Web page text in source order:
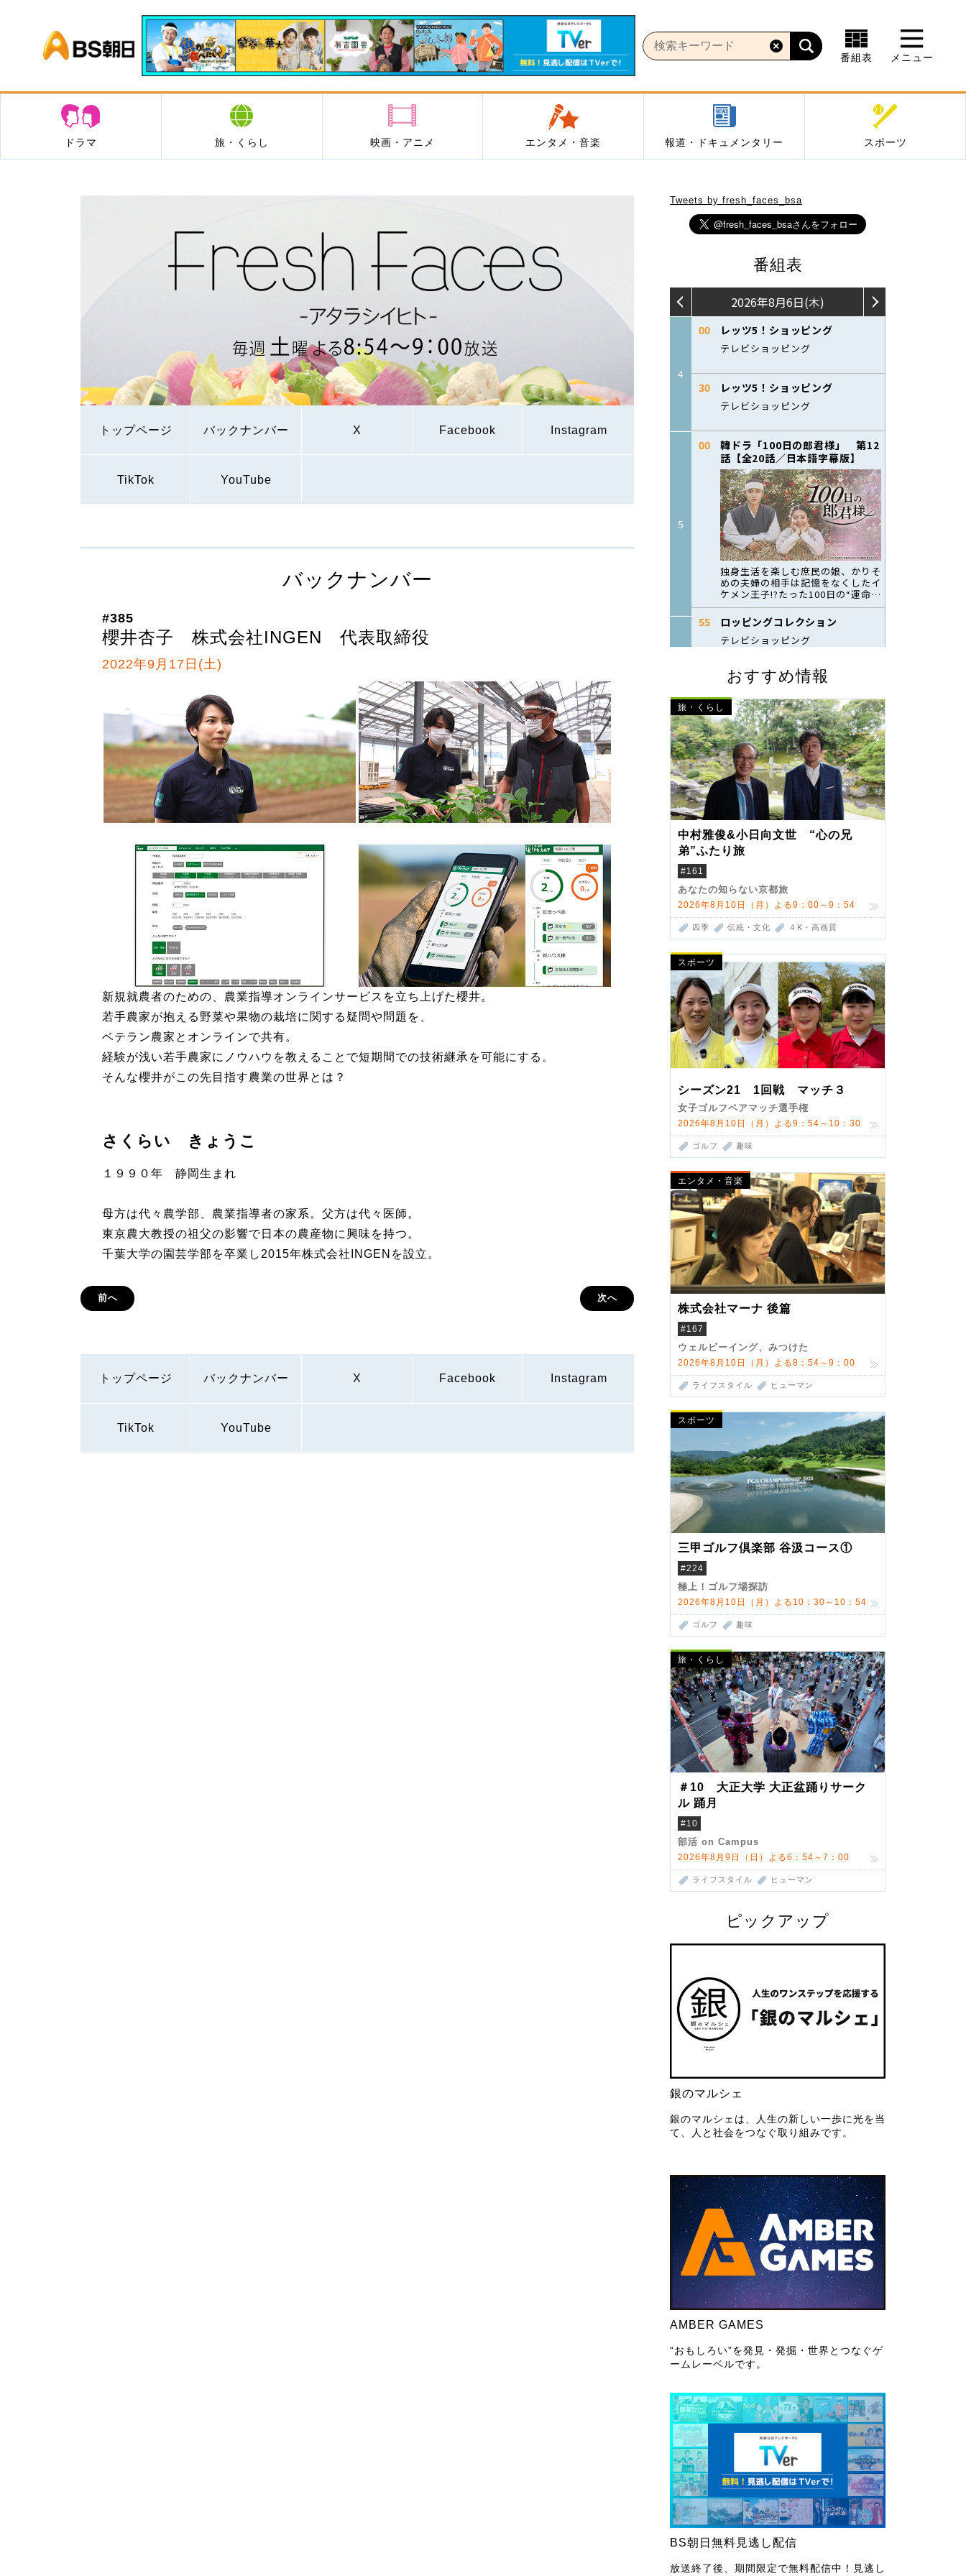
BS朝日
番組表 メニュー
ドラマ 旅・くらし 映画・アニメ エンタメ・音楽 報道・ドキュメンタリー スポーツ
トップページ バックナンバー X Facebook Instagram
TikTok YouTube
Tweets by fresh_faces_bsa
番組表
おすすめ情報
旅・くらし
中村雅俊&小日向文世 “心の兄
弟”ふたり旅
#161
あなたの知らない京都旅
2026年8月10日（月）よる9：00～9：54
四季 伝統・文化 ４K・高画質
スポーツ
シーズン21 1回戦 マッチ３
女子ゴルフペアマッチ選手権
2026年8月10日（月）よる9：54～10：30
ゴルフ 趣味
エンタメ・音楽
株式会社マーナ 後篇
#167
ウェルビーイング、みつけた
2026年8月10日（月）よる8：54～9：00
ライフスタイル ヒューマン
スポーツ
三甲ゴルフ倶楽部 谷汲コース①
#224
極上！ゴルフ場探訪
2026年8月10日（月）よる10：30～10：54
ゴルフ 趣味
旅・くらし
＃10 大正大学 大正盆踊りサーク
ル 踊月
#10
部活 on Campus
2026年8月9日（日）よる6：54～7：00
ライフスタイル ヒューマン
ピックアップ
銀のマルシェ
銀のマルシェは、人生の新しい一歩に光を当
て、人と社会をつなぐ取り組みです。
AMBER GAMES
“おもしろい”を発見・発掘・世界とつなぐゲ
ームレーベルです。
BS朝日無料見逃し配信
放送終了後、期間限定で無料配信中！見逃し
バックナンバー
#385
櫻井杏子 株式会社INGEN 代表取締役
2022年9月17日(土)
新規就農者のための、農業指導オンラインサービスを立ち上げた櫻井。
若手農家が抱える野菜や果物の栽培に関する疑問や問題を、
ベテラン農家とオンラインで共有。
経験が浅い若手農家にノウハウを教えることで短期間での技術継承を可能にする。
そんな櫻井がこの先目指す農業の世界とは？
さくらい きょうこ
１９９０年 静岡生まれ
母方は代々農学部、農業指導者の家系。父方は代々医師。
東京農大教授の祖父の影響で日本の農産物に興味を持つ。
千葉大学の園芸学部を卒業し2015年株式会社INGENを設立。
前へ 次へ
トップページ バックナンバー X Facebook Instagram
TikTok YouTube